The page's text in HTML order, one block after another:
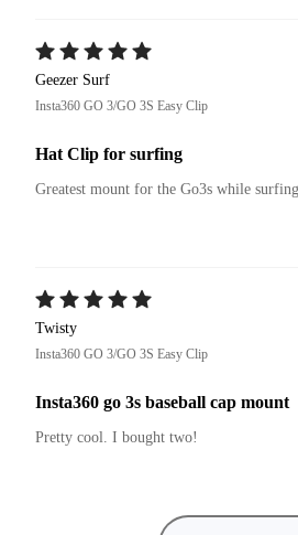
Geezer Surf
Insta360 GO 3/GO 3S Easy Clip
Hat Clip for surfing
Greatest mount for the Go3s while
Twisty
Insta360 GO 3/GO 3S Easy Clip
Insta360 go 3s baseball cap mount
Pretty cool. I bought two!